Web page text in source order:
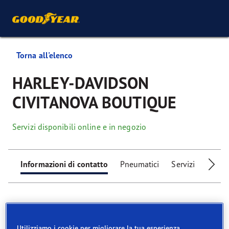
Torna all'elenco
HARLEY-DAVIDSON
CIVITANOVA BOUTIQUE
Servizi disponibili online e in negozio
Informazioni di contatto Pneumatici Servizi